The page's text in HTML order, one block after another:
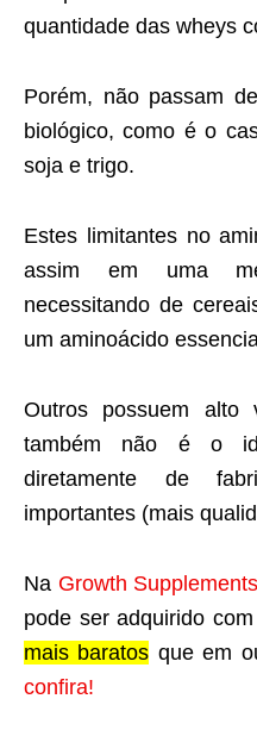
quantidade das wheys
Porém, não passam
biológico, como é o
soja e trigo.
Estes limitantes no
assim em uma
necessitando de
um aminoácido
Outros possuem
também não é o
diretamente de
importantes (mais
Na Growth Supplements
pode ser adquirido
mais baratos que em
confira!